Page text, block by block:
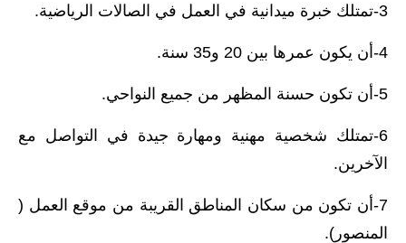
3-تمتلك خبرة ميدانية في العمل في الصالات الرياضية.
4-أن يكون عمرها بين 20 و35 سنة.
5-أن تكون حسنة المظهر من جميع النواحي.
6-تمتلك شخصية مهنية ومهارة جيدة في التواصل مع
الآخرين.
7-أن تكون من سكان المناطق القريبة من موقع العمل (
المنصور).